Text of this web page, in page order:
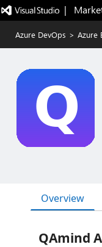
|
Azure DevOps > Azure
Overview
QAmind